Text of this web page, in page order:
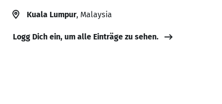
Kuala Lumpur, Malaysia
Logg Dich ein, um alle Einträge zu sehen.